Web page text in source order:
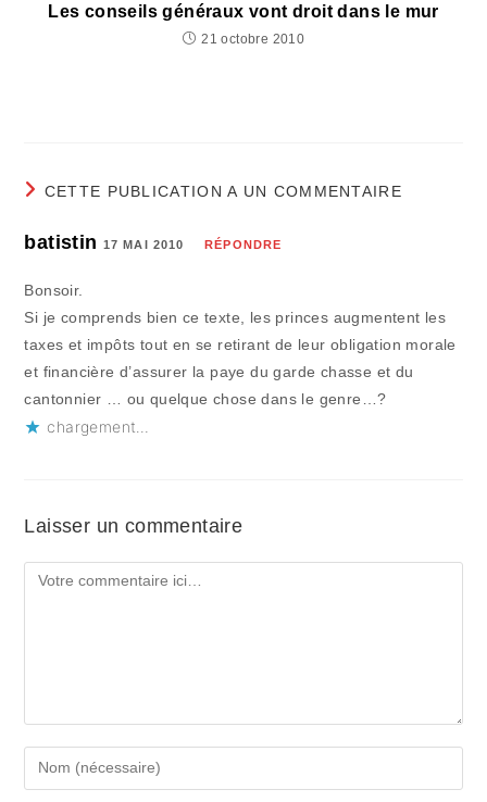
Les conseils généraux vont droit dans le mur
21 octobre 2010
CETTE PUBLICATION A UN COMMENTAIRE
batistin 17 MAI 2010 RÉPONDRE
Bonsoir.
Si je comprends bien ce texte, les princes augmentent les
taxes et impôts tout en se retirant de leur obligation morale
et financière d’assurer la paye du garde chasse et du
cantonnier … ou quelque chose dans le genre…?
chargement…
Laisser un commentaire
Comment
Enter
your